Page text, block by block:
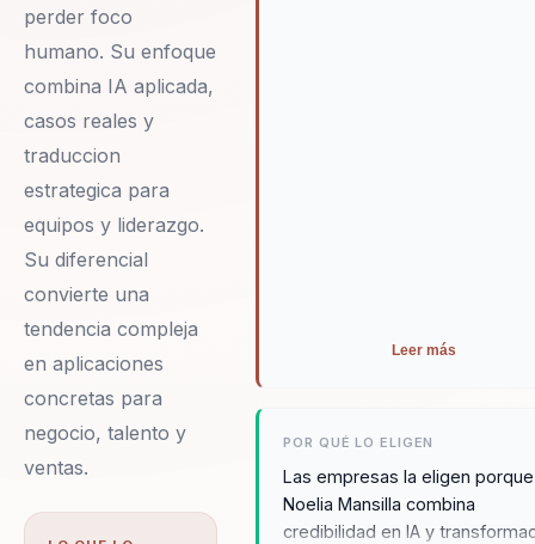
perder foco
humano. Su enfoque
combina IA aplicada,
casos reales y
traduccion
estrategica para
equipos y liderazgo.
Su diferencial
convierte una
tendencia compleja
en aplicaciones
concretas para
negocio, talento y
ventas.
Leer más
POR QUÉ LO ELIGEN
Las empresas la eligen porque
Noelia Mansilla combina
credibilidad en IA y